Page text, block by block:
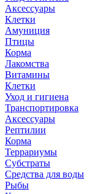
Аксессуары
Клетки
Амуниция
Птицы
Корма
Лакомства
Витамины
Клетки
Уход и гигиена
Транспортировка
Аксессуары
Рептилии
Корма
Террариумы
Субстраты
Средства для воды
Рыбы